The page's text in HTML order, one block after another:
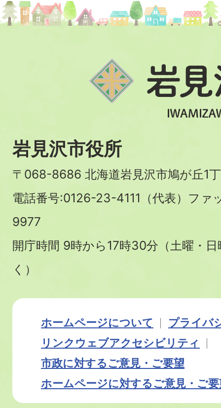
岩見沢市役所
〒068-8686 北海道岩見沢市鳩が丘1
電話番号:0126-23-4111（代表）フ
9977
開庁時間 9時から17時30分（土曜・
く）
ホームページについて
プライバ
リンク ウェブアクセシビリティ
市政に対するご意見・ご要望
ホームページに対するご意見・ご